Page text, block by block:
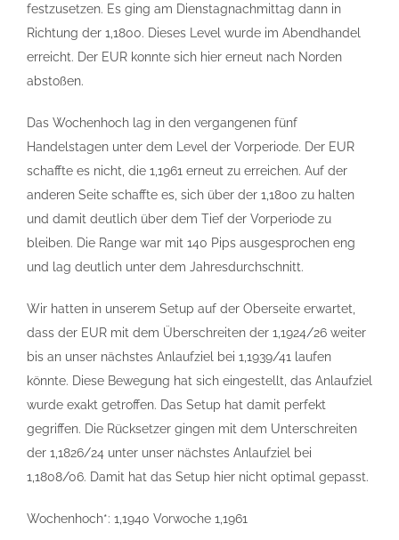
festzusetzen. Es ging am Dienstagnachmittag dann in
Richtung der 1,1800. Dieses Level wurde im Abendhandel
erreicht. Der EUR konnte sich hier erneut nach Norden
abstoßen.
Das Wochenhoch lag in den vergangenen fünf
Handelstagen unter dem Level der Vorperiode. Der EUR
schaffte es nicht, die 1,1961 erneut zu erreichen. Auf der
anderen Seite schaffte es, sich über der 1,1800 zu halten
und damit deutlich über dem Tief der Vorperiode zu
bleiben. Die Range war mit 140 Pips ausgesprochen eng
und lag deutlich unter dem Jahresdurchschnitt.
Wir hatten in unserem Setup auf der Oberseite erwartet,
dass der EUR mit dem Überschreiten der 1,1924/26 weiter
bis an unser nächstes Anlaufziel bei 1,1939/41 laufen
könnte. Diese Bewegung hat sich eingestellt, das Anlaufziel
wurde exakt getroffen. Das Setup hat damit perfekt
gegriffen. Die Rücksetzer gingen mit dem Unterschreiten
der 1,1826/24 unter unser nächstes Anlaufziel bei
1,1808/06. Damit hat das Setup hier nicht optimal gepasst.
Wochenhoch*: 1,1940 Vorwoche 1,1961